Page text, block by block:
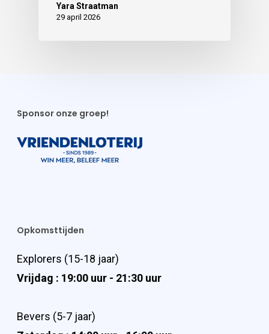
Yara Straatman
29 april 2026
Sponsor onze groep!
Opkomsttijden
Explorers (15-18 jaar)
Vrijdag : 19:00 uur - 21:30 uur
Bevers (5-7 jaar)